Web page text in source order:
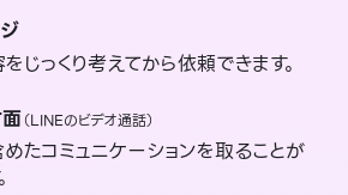
じっくり考えてから依頼できます。
（LINEのビデオ通話）
たコミュニケーションを取ることが